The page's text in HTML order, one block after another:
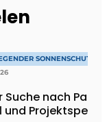
SONNENSCHUTZ &
Suche nach
und